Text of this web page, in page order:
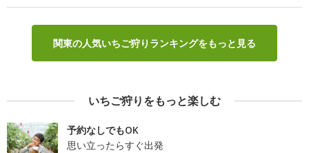
関東の人気いちご狩りランキングをもっと見る
いちご狩りをもっと楽しむ
予約なしでもOK
思い立ったらすぐ出発